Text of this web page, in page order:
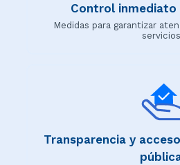
Control inmediato
Medidas para garantizar
servicios
Transparencia y